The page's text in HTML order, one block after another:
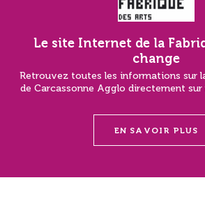
Le site Internet de la
change
Retrouvez toutes les informations sur
de Carcassonne Agglo directement
EN SAVOIR PLUS